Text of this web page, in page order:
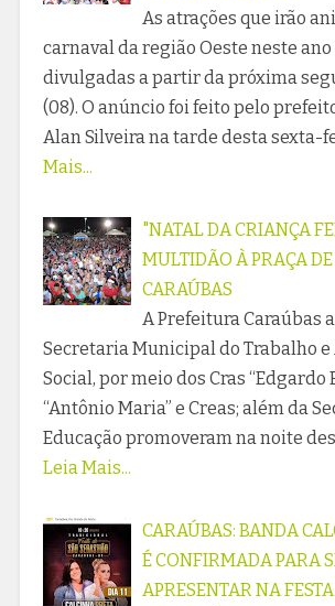
As atrações que irão
carnaval da região Oeste neste ano
divulgadas a partir da próxima
(08). O anúncio foi feito pelo
Alan Silveira na tarde desta sexta-
Mais...
"NATAL DA CRIANÇA
MULTIDÃO À PRAÇA
CARAÚBAS
A Prefeitura Caraúbas
Secretaria Municipal do Trabalho
Social, por meio dos Cras “Edgardo
“Antônio Maria” e Creas; além da
Educação promoveram na noite
Leia Mais...
CARAÚBAS: BANDA
É CONFIRMADA PARA
APRESENTAR NA